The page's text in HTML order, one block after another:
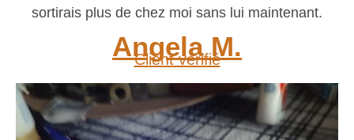
sortirais plus de chez moi sans lui maintenant.
Angela M.
Client vérifié